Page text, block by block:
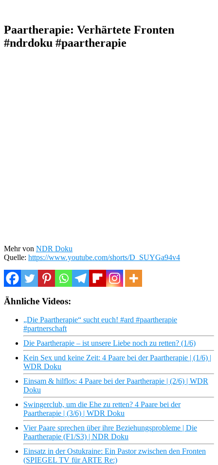
Paartherapie: Verhärtete Fronten
#ndrdoku #paartherapie
Mehr von NDR Doku
Quelle: https://www.youtube.com/shorts/D_SUYGa94v4
Ähnliche Videos:
„Die Paartherapie“ sucht euch! #ard #paartherapie
#partnerschaft
Die Paartherapie – ist unsere Liebe noch zu retten? (1/6)
Kein Sex und keine Zeit: 4 Paare bei der Paartherapie | (1/6) |
WDR Doku
Einsam & hilflos: 4 Paare bei der Paartherapie | (2/6) | WDR
Doku
Swingerclub, um die Ehe zu retten? 4 Paare bei der
Paartherapie | (3/6) | WDR Doku
Vier Paare sprechen über ihre Beziehungsprobleme | Die
Paartherapie (F1/S3) | NDR Doku
Einsatz in der Ostukraine: Ein Pastor zwischen den Fronten
(SPIEGEL TV für ARTE Re:)